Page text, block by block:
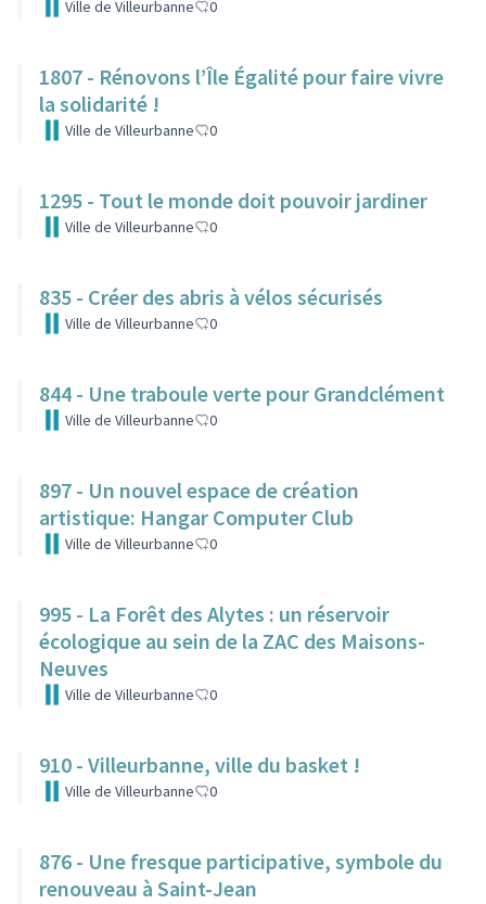
Ville de Villeurbanne 0
1807 - Rénovons l’Île Égalité pour faire vivre
la solidarité !
Ville de Villeurbanne 0
1295 - Tout le monde doit pouvoir jardiner
Ville de Villeurbanne 0
835 - Créer des abris à vélos sécurisés
Ville de Villeurbanne 0
844 - Une traboule verte pour Grandclément
Ville de Villeurbanne 0
897 - Un nouvel espace de création
artistique: Hangar Computer Club
Ville de Villeurbanne 0
995 - La Forêt des Alytes : un réservoir
écologique au sein de la ZAC des Maisons-
Neuves
Ville de Villeurbanne 0
910 - Villeurbanne, ville du basket !
Ville de Villeurbanne 0
876 - Une fresque participative, symbole du
renouveau à Saint-Jean